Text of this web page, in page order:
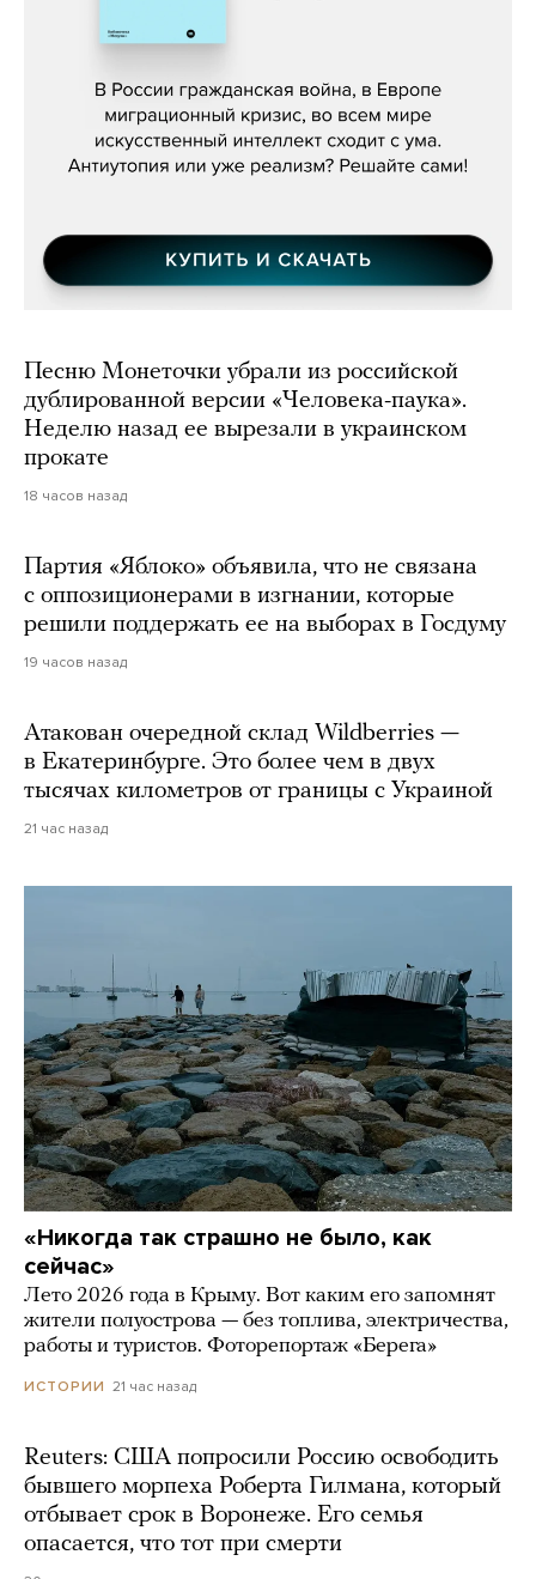
Константин Зарубин, «Наше сердце
Песню Монеточки убрали из российской
дублированной версии «Человека-паука».
Неделю назад ее вырезали в украинском
прокате
18 часов назад
Партия «Яблоко» объявила, что не связана
с оппозиционерами в изгнании, которые
решили поддержать ее на выборах в Госдуму
19 часов назад
Атакован очередной склад Wildberries —
в Екатеринбурге. Это более чем в двух
тысячах километров от границы с Украиной
21 час назад
«Никогда так страшно не было, как
сейчас»
Лето 2026 года в Крыму. Вот каким его запомнят
жители полуострова — без топлива, электричества,
работы и туристов. Фоторепортаж «Берега»
ИСТОРИИ 21 час назад
Reuters: США попросили Россию освободить
бывшего морпеха Роберта Гилмана, который
отбывает срок в Воронеже. Его семья
опасается, что тот при смерти